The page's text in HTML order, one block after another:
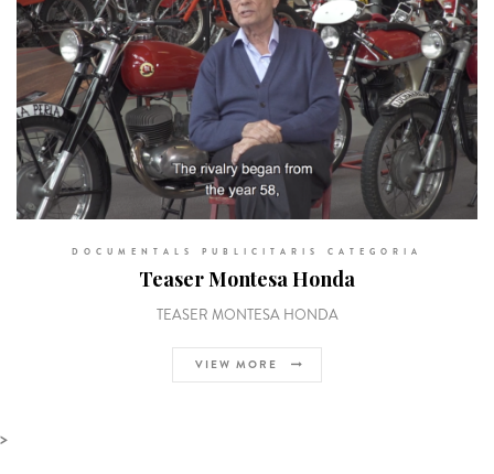
DOCUMENTALS PUBLICITARIS CATEGORIA
Teaser Montesa Honda
TEASER MONTESA HONDA
VIEW MORE
>